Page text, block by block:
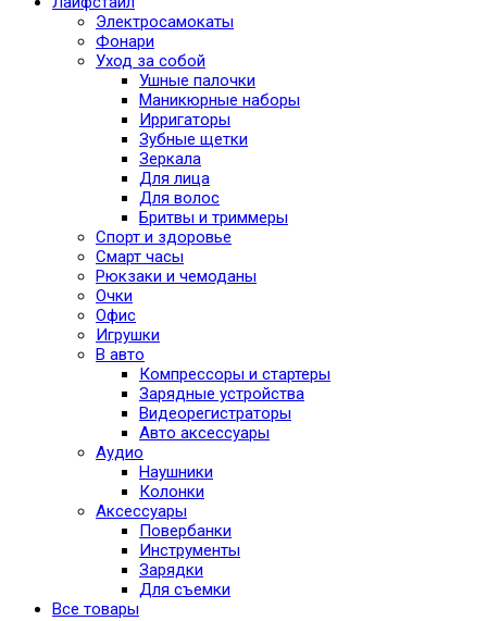
Электросамокаты
Фонари
Уход за собой
Ушные палочки
Маникюрные наборы
Ирригаторы
Зубные щетки
Зеркала
Для лица
Для волос
Бритвы и триммеры
Спорт и здоровье
Смарт часы
Рюкзаки и чемоданы
Очки
Офис
Игрушки
В авто
Компрессоры и стартеры
Зарядные устройства
Видеорегистраторы
Авто аксессуары
Аудио
Наушники
Колонки
Аксессуары
Повербанки
Инструменты
Зарядки
Для съемки
Все товары